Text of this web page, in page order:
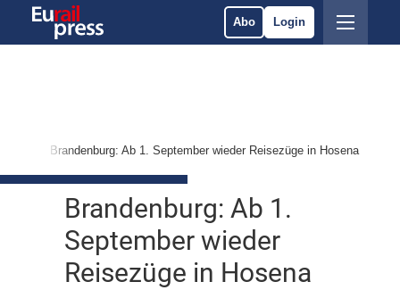
Abo Login
Brandenburg: Ab 1. September wieder Reisezüge in Hosena
Brandenburg: Ab 1.
September wieder
Reisezüge in Hosena